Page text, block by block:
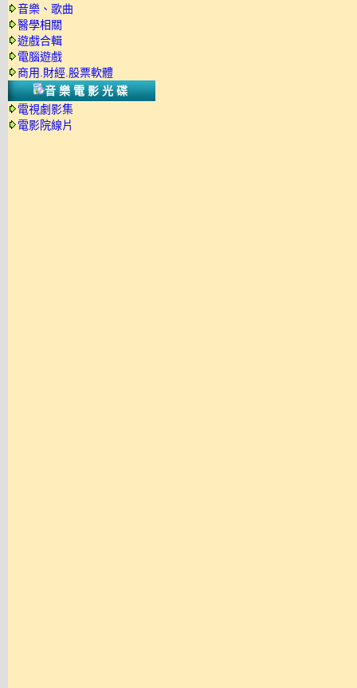
音樂、歌曲
醫學相關
遊戲合輯
電腦遊戲
商用.財經.股票軟體
音樂電影光碟
電視劇影集
電影院線片